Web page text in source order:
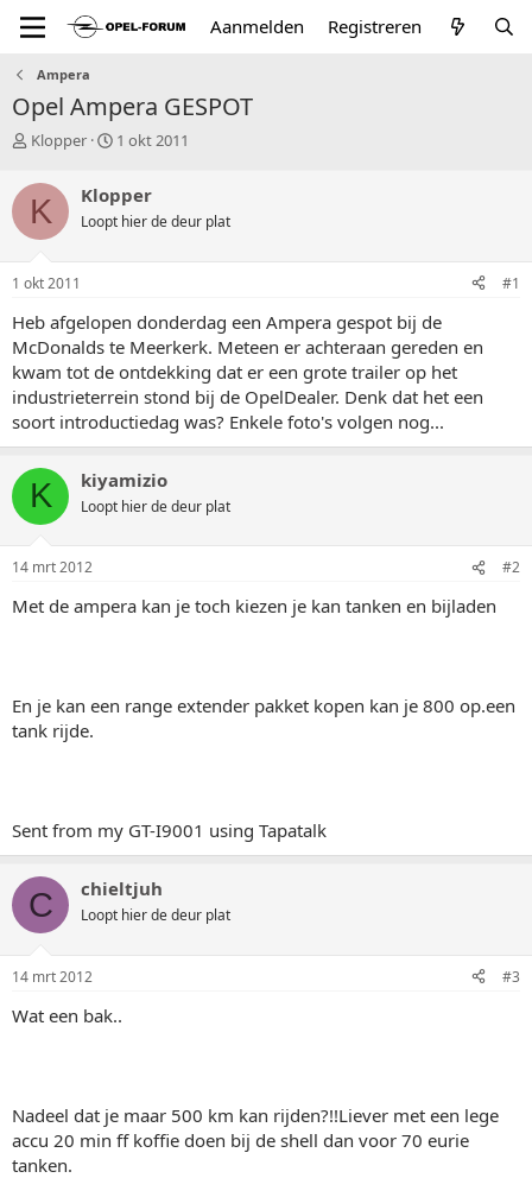
Aanmelden Registreren
Ampera
Opel Ampera GESPOT
T
p
i
c
s
a
t
e
r
Klopper
S
r
t
a
m
1 okt 2011
K Klopper
Loopt hier de deur plat
1 okt 2011 #1
Heb afgelopen donderdag een Ampera gespot bij de
McDonalds te Meerkerk. Meteen er achteraan gereden en
kwam tot de ontdekking dat er een grote trailer op het
industrieterrein stond bij de OpelDealer. Denk dat het een
soort introductiedag was? Enkele foto's volgen nog...
K kiyamizio
Loopt hier de deur plat
14 mrt 2012 #2
Met de ampera kan je toch kiezen je kan tanken en bijladen
En je kan een range extender pakket kopen kan je 800 op.een
tank rijde.
Sent from my GT-I9001 using Tapatalk
C chieltjuh
Loopt hier de deur plat
14 mrt 2012 #3
Wat een bak..
Nadeel dat je maar 500 km kan rijden?!!Liever met een lege
accu 20 min ff koffie doen bij de shell dan voor 70 eurie
tanken.